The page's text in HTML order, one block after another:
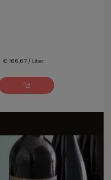
€ 166,67 / Liter